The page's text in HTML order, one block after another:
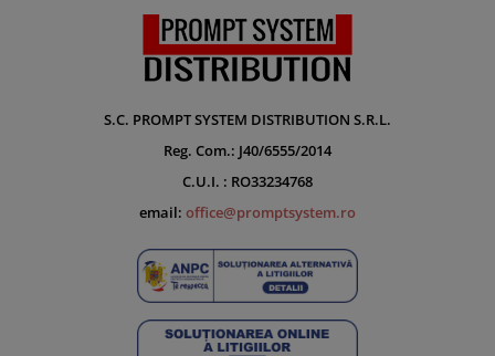
S.C. PROMPT SYSTEM DISTRIBUTION S.R.L.
Reg. Com.: J40/6555/2014
C.U.I. : RO33234768
email: office@promptsystem.ro